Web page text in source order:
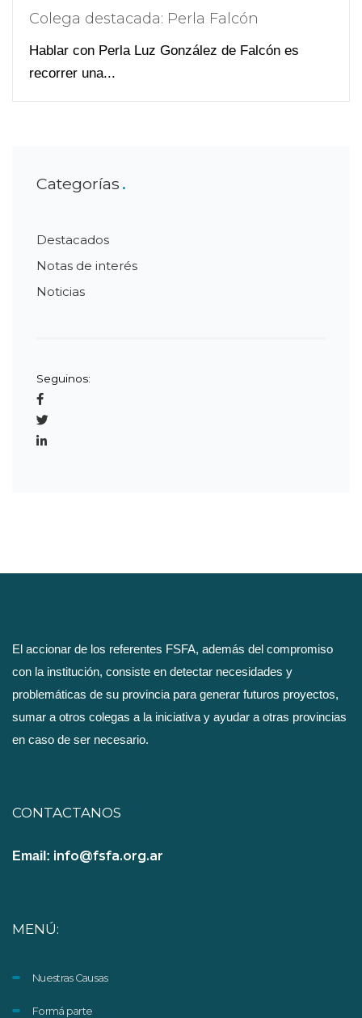
Colega destacada: Perla Falcón
Hablar con Perla Luz González de Falcón es
recorrer una...
Categorías
Destacados
Notas de interés
Noticias
Seguinos:
El accionar de los referentes FSFA, además del compromiso
con la institución, consiste en detectar necesidades y
problemáticas de su provincia para generar futuros proyectos,
sumar a otros colegas a la iniciativa y ayudar a otras provincias
en caso de ser necesario.
CONTACTANOS
Email: info@fsfa.org.ar
MENÚ:
Nuestras Causas
Formá parte